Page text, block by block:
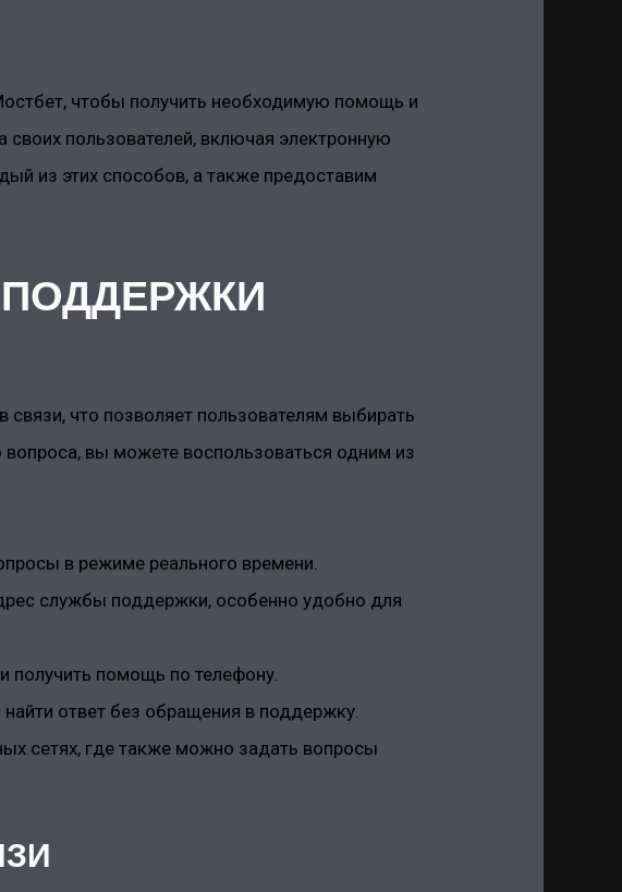
чтобы получить необходимую помощь и
пользователей, включая электронную
из этих способов, а также предоставим
что позволяет пользователям выбирать
вы можете воспользоваться одним из
в режиме реального времени.
службы поддержки, особенно удобно для
помощь по телефону.
ответ без обращения в поддержку.
сетях, где также можно задать вопросы